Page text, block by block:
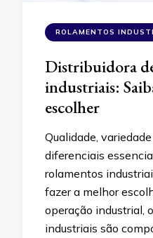
ROLAMENTOS
Distribuidora
industriais:
escolher
Qualidade,
diferenciais
rolamentos
fazer a melhor
operação industrial,
industriais são